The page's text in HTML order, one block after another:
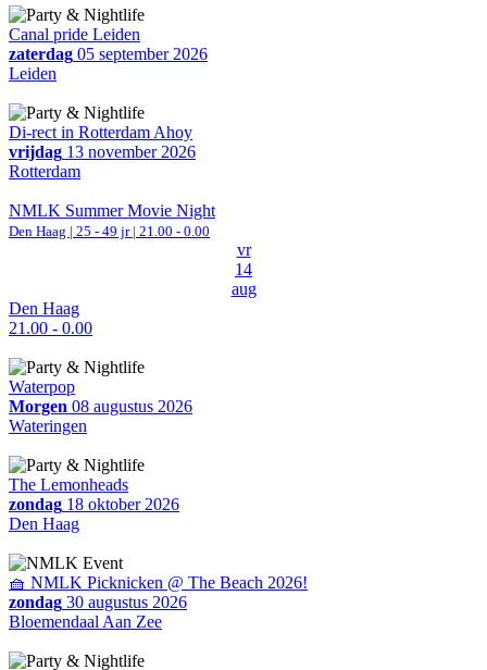
Canal pride Leiden
zaterdag 05 september 2026
Leiden
Di-rect in Rotterdam Ahoy
vrijdag 13 november 2026
Rotterdam
NMLK Summer Movie Night
Den Haag | 25 - 49 jr | 21.00 - 0.00
vr
14
aug
Den Haag
21.00 - 0.00
Waterpop
Morgen 08 augustus 2026
Wateringen
The Lemonheads
zondag 18 oktober 2026
Den Haag
🧺 NMLK Picknicken @ The Beach 2026!
zondag 30 augustus 2026
Bloemendaal Aan Zee